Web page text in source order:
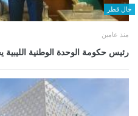
حال قطر
منذ عامين
رئيس حكومة الوحدة الوطنية